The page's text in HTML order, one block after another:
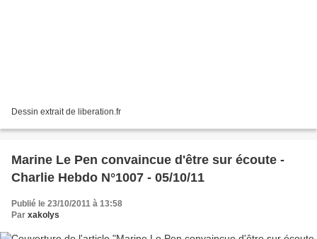
Dessin extrait de liberation.fr
Marine Le Pen convaincue d'être sur écoute -
Charlie Hebdo N°1007 - 05/10/11
Publié le 23/10/2011 à 13:58
Par xakolys